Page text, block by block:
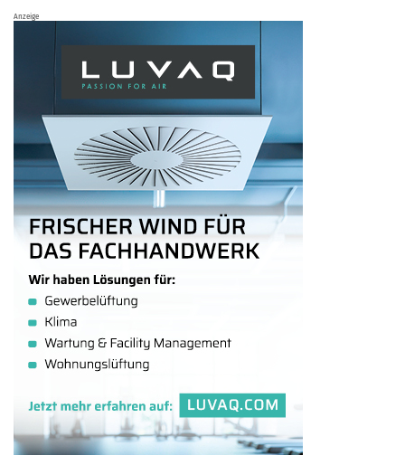
Anzeige